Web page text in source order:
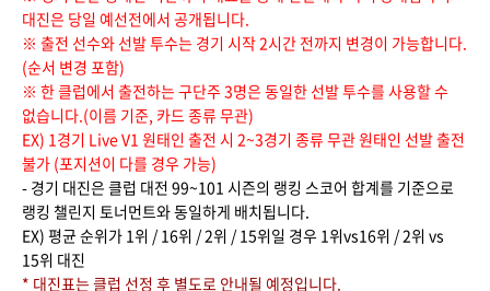
대진은 당일 예선전에서 공개됩니다.
※ 출전 선수와 선발 투수는 경기 시작 2시간 전까지 변경이 가능합니다.
(순서 변경 포함)
※ 한 클럽에서 출전하는 구단주 3명은 동일한 선발 투수를 사용할 수
없습니다.(이름 기준, 카드 종류 무관)
EX) 1경기 Live V1 원태인 출전 시 2~3경기 종류 무관 원태인 선발 출전
불가 (포지션이 다를 경우 가능)
- 경기 대진은 클럽 대전 99~101 시즌의 랭킹 스코어 합계를 기준으로
랭킹 챌린지 토너먼트와 동일하게 배치됩니다.
EX) 평균 순위가 1위 / 16위 / 2위 / 15위일 경우 1위vs16위 / 2위 vs
15위 대진
* 대진표는 클럽 선정 후 별도로 안내될 예정입니다.